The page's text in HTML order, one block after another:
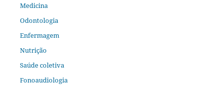
Medicina
Odontologia
Enfermagem
Nutrição
Saúde coletiva
Fonoaudiologia